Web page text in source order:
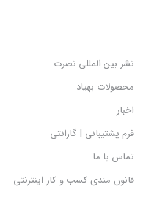
نشر بین المللی نصرت
محصولات بهیاد
اخبار
فرم پشتیبانی | گارانتی
تماس با ما
قانون مندی کسب و کار اینترنتی